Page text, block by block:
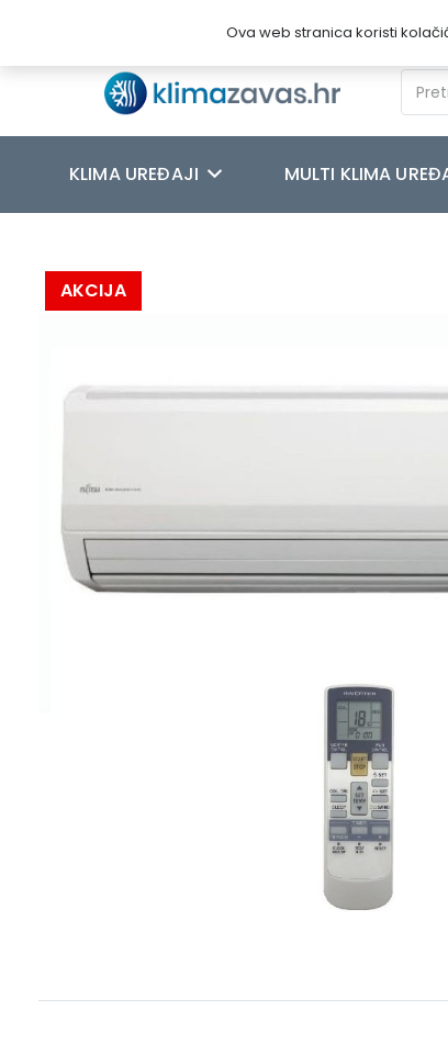
Kontakt
KLIMA UREĐAJI MULTI KLIMA
AKCIJA
Ova web stranica koristi